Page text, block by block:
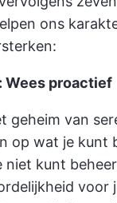
ons
Wees proactief
geheim van
op wat je kunt
niet kunt
voor